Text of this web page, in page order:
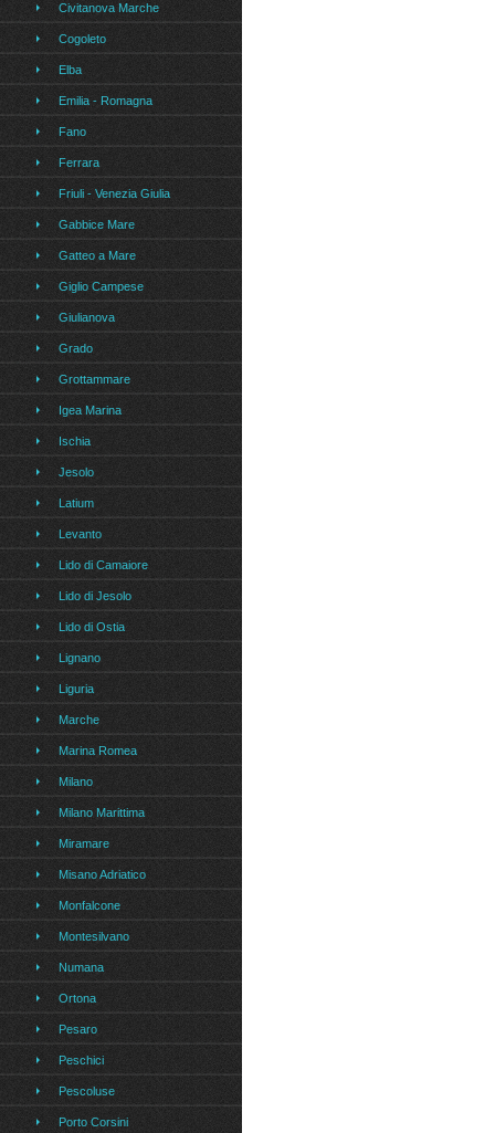
Civitanova Marche
Cogoleto
Elba
Emilia - Romagna
Fano
Ferrara
Friuli - Venezia Giulia
Gabbice Mare
Gatteo a Mare
Giglio Campese
Giulianova
Grado
Grottammare
Igea Marina
Ischia
Jesolo
Latium
Levanto
Lido di Camaiore
Lido di Jesolo
Lido di Ostia
Lignano
Liguria
Marche
Marina Romea
Milano
Milano Marittima
Miramare
Misano Adriatico
Monfalcone
Montesilvano
Numana
Ortona
Pesaro
Peschici
Pescoluse
Porto Corsini